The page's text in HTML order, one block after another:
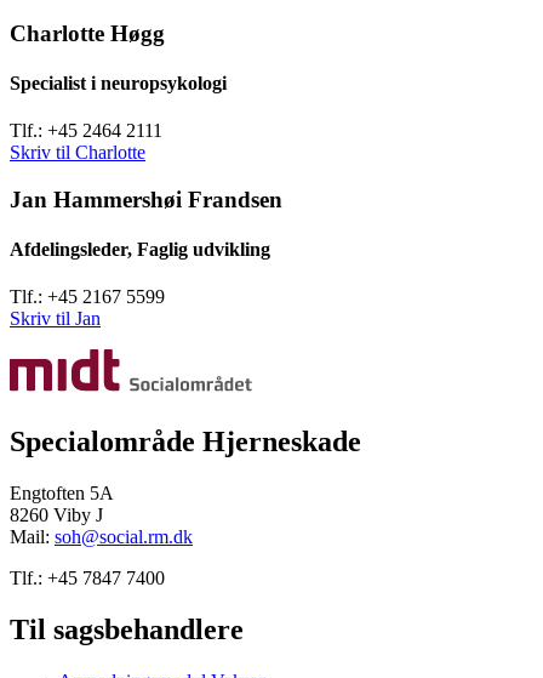
Charlotte Høgg
Specialist i neuropsykologi
Tlf.: +45 2464 2111
Skriv til Charlotte
Jan Hammershøi Frandsen
Afdelingsleder, Faglig udvikling
Tlf.: +45 2167 5599
Skriv til Jan
Specialområde Hjerneskade
Engtoften 5A
8260 Viby J
Mail: soh@social.rm.dk
Tlf.: +45 7847 7400
Til sagsbehandlere